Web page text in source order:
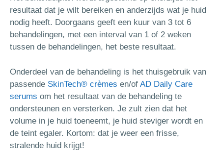
resultaat dat je wilt bereiken en anderzijds wat je huid
nodig heeft. Doorgaans geeft een kuur van 3 tot 6
behandelingen, met een interval van 1 of 2 weken
tussen de behandelingen, het beste resultaat.
Onderdeel van de behandeling is het thuisgebruik van
passende SkinTech® crèmes en/of AD Daily Care
serums om het resultaat van de behandeling te
ondersteunen en versterken. Je zult zien dat het
volume in je huid toeneemt, je huid steviger wordt en
de teint egaler. Kortom: dat je weer een frisse,
stralende huid krijgt!